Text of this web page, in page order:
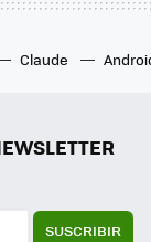
Claude
SUSCRIBIR